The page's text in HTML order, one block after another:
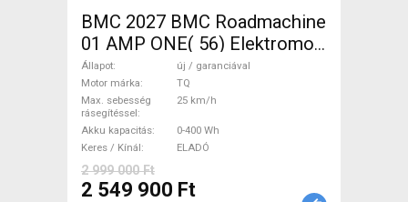
BMC 2027 BMC Roadmachine
01 AMP ONE( 56) Elektromos
Országúti / Gravel TQ új /
garanciával ELADÓ
Állapot
új / garanciával
Motor márka
TQ
Max. sebesség
rásegítéssel
25 km/h
Akku kapacitás
0-400 Wh
Keres / Kínál
ELADÓ
2 999 000 Ft
2 549 900 Ft